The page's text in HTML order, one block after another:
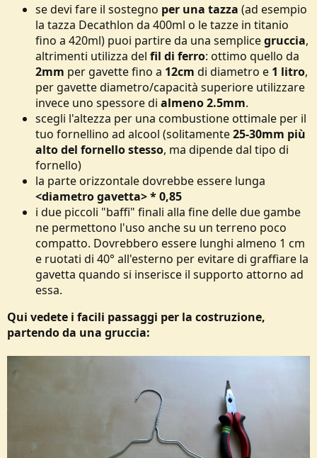
se devi fare il sostegno per una tazza (ad esempio
la tazza Decathlon da 400ml o le tazze in titanio
fino a 420ml) puoi partire da una semplicegruccia,
altrimenti utilizza del fil di ferro: ottimo quello da
2mm per gavette fino a 12cm di diametro e 1 litro,
per gavette diametro/capacità superiore utilizzare
invece uno spessore di almeno 2.5mm.
scegli l'altezza per una combustione ottimale per il
tuo fornellino ad alcool (solitamente25-30mm più
alto del fornello stesso, ma dipende dal tipo di
fornello)
la parte orizzontale dovrebbe essere lunga
<diametro gavetta> * 0,85
i due piccoli "baffi" finali alla fine delle due gambe
ne permettono l'uso anche su un terreno poco
compatto. Dovrebbero essere lunghi almeno 1 cm
e ruotati di 40° all'esterno per evitare di graffiare la
gavetta quando si inserisce il supporto attorno ad
essa.
Qui vedete i facili passaggi per la costruzione,
partendo da una gruccia: